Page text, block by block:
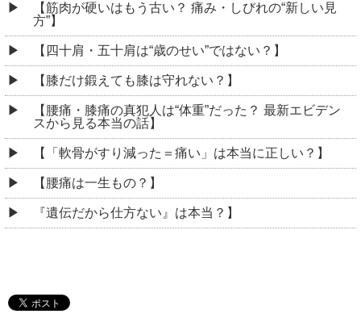
【筋肉が硬いはもう古い？ 痛み・しびれの“新しい見
方”】
【四十肩・五十肩は“歳のせい”ではない？】
【膝だけ鍛えても膝は守れない？】
【腰痛・膝痛の真犯人は“体重”だった？ 最新エビデン
スから見る本当の話】
【「軟骨がすり減った＝痛い」は本当に正しい？】
【腰痛は一生もの？】
『遺伝だから仕方ない』は本当？】